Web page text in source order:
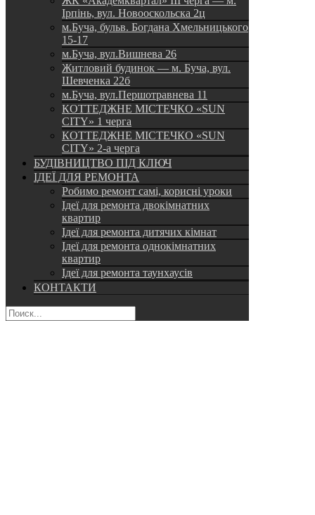
Ірпінь, вул. Новооскольска 2ц
м.Буча, бульв. Богдана Хмельницького
15-17
м.Буча, вул.Вишнева 26
Житловий будинок — м. Буча, вул.
Шевченка 22б
м.Буча, вул.Першотравнева 11
КОТТЕДЖНЕ МІСТЕЧКО «SUN
CITY» 1 черга
КОТТЕДЖНЕ МІСТЕЧКО «SUN
CITY» 2-а черга
БУДІВНИЦТВО ПІД КЛЮЧ
ІДЕЇ ДЛЯ РЕМОНТА
Робимо ремонт самі, корисні уроки
Ідеї для ремонта двокімнатних
квартир
Ідеї для ремонта дитячих кімнат
Ідеї для ремонта однокімнатних
квартир
Ідеї для ремонта таунхаусів
КОНТАКТИ